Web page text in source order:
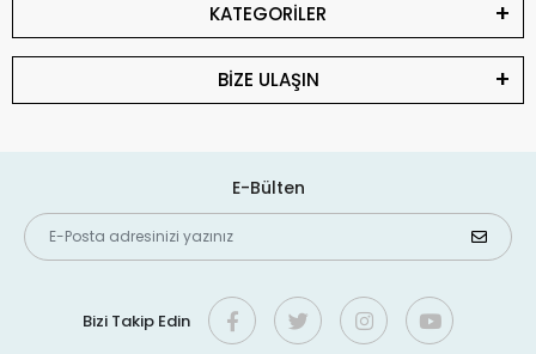
KATEGORİLER
BİZE ULAŞIN
E-Bülten
Bizi Takip Edin